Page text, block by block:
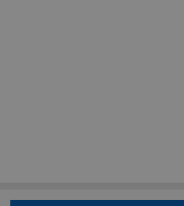
Строго необходимо